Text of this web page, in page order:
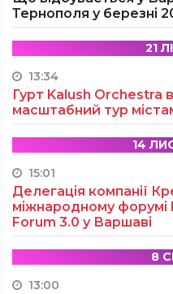
Тернополя у березні
21
13:34
Гурт Kalush Orchestra
масштабний тур
14
15:01
Делегація компанії
міжнародному
Forum 3.0 у Варшаві
8
13:00